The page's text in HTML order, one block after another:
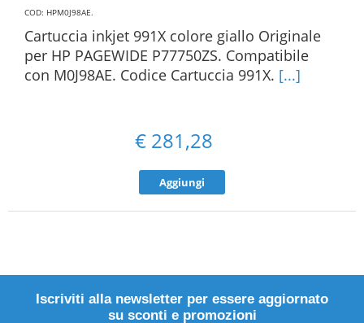
COD: HPM0J98AE.
Cartuccia inkjet 991X colore giallo Originale
per HP PAGEWIDE P77750ZS. Compatibile
con M0J98AE. Codice Cartuccia 991X. [...]
€ 281,28
Aggiungi
Iscriviti alla newsletter per essere aggiornato
su sconti e promozioni